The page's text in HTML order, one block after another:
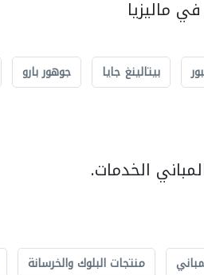
ماليزيا
بيتالينغ جايا جوهور بارو
الخدمات.
منتجات البلوك والخرسانة